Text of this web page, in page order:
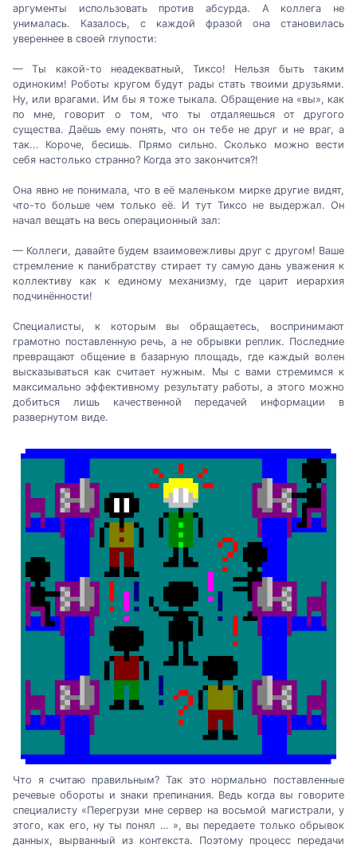
аргументы использовать против абсурда. А коллега не
унималась. Казалось, с каждой фразой она становилась
увереннее в своей глупости:
— Ты какой-то неадекватный, Тиксо! Нельзя быть таким
одиноким! Роботы кругом будут рады стать твоими друзьями.
Ну, или врагами. Им бы я тоже тыкала. Обращение на «вы», как
по мне, говорит о том, что ты отдаляешься от другого
существа. Даёшь ему понять, что он тебе не друг и не враг, а
так... Короче, бесишь. Прямо сильно. Сколько можно вести
себя настолько странно? Когда это закончится?!
Она явно не понимала, что в её маленьком мирке другие видят,
что-то больше чем только её. И тут Тиксо не выдержал. Он
начал вещать на весь операционный зал:
— Коллеги, давайте будем взаимовежливы друг с другом! Ваше
стремление к панибратству стирает ту самую дань уважения к
коллективу как к единому механизму, где царит иерархия
подчинённости!
Специалисты, к которым вы обращаетесь, воспринимают
грамотно поставленную речь, а не обрывки реплик. Последние
превращают общение в базарную площадь, где каждый волен
высказываться как считает нужным. Мы с вами стремимся к
максимально эффективному результату работы, а этого можно
добиться лишь качественной передачей информации в
развернутом виде.
Что я считаю правильным? Так это нормально поставленные
речевые обороты и знаки препинания. Ведь когда вы говорите
специалисту «Перегрузи мне сервер на восьмой магистрали, у
этого, как его, ну ты понял … », вы передаете только обрывок
данных, вырванный из контекста. Поэтому процесс передачи